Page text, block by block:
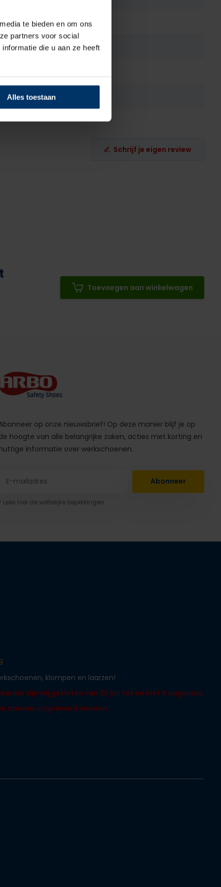
te bieden en om ons
partners voor social
die u aan ze heeft
Alles toestaan
PU
Ja
Zwart
Schrijf je eigen review
Toevoegen aan winkelwagen
op onze nieuwsbrief! Op deze manier blijf je op
hoogte van alle belangrijke zaken, acties met korting en
informatie over werkschoenen.
Abonneer
Lees hier de wettelijke beperkingen
klompen en laarzen!
zijn wij gesloten van 25 juli tot en met 9 augustus.
daarna uitgeleverd worden.